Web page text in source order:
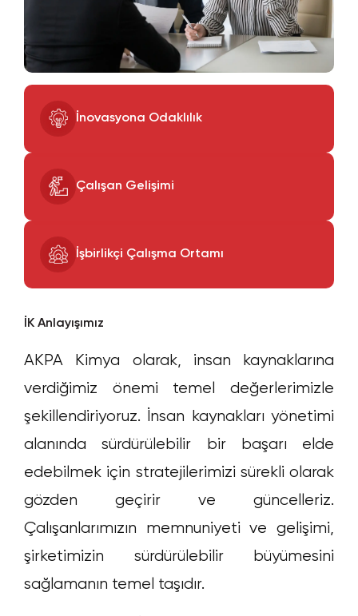
İnovasyona Odaklılık
Çalışan Gelişimi
İşbirlikçi Çalışma Ortamı
İK Anlayışımız
AKPA Kimya olarak, insan kaynaklarına
verdiğimiz önemi temel değerlerimizle
şekillendiriyoruz. İnsan kaynakları yönetimi
alanında sürdürülebilir bir başarı elde
edebilmek için stratejilerimizi sürekli olarak
gözden geçirir ve güncelleriz.
Çalışanlarımızın memnuniyeti ve gelişimi,
şirketimizin sürdürülebilir büyümesini
sağlamanın temel taşıdır.